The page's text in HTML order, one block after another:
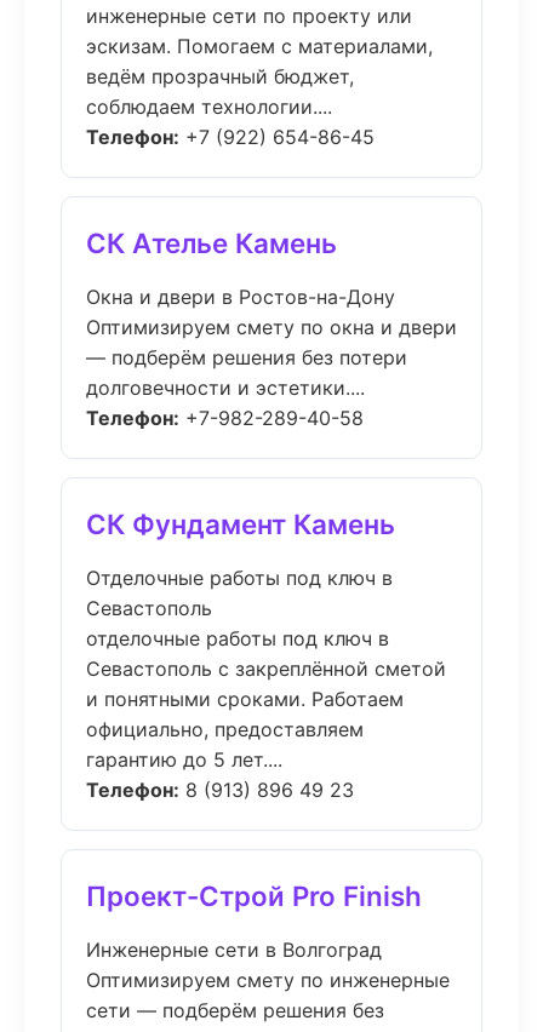
инженерные сети по проекту или
эскизам. Помогаем с материалами,
ведём прозрачный бюджет,
соблюдаем технологии....
Телефон: +7 (922) 654-86-45
СК Ателье Камень
Окна и двери в Ростов-на-Дону
Оптимизируем смету по окна и двери
— подберём решения без потери
долговечности и эстетики....
Телефон: +7-982-289-40-58
СК Фундамент Камень
Отделочные работы под ключ в
Севастополь
отделочные работы под ключ в
Севастополь с закреплённой сметой
и понятными сроками. Работаем
официально, предоставляем
гарантию до 5 лет....
Телефон: 8 (913) 896 49 23
Проект-Строй Pro Finish
Инженерные сети в Волгоград
Оптимизируем смету по инженерные
сети — подберём решения без